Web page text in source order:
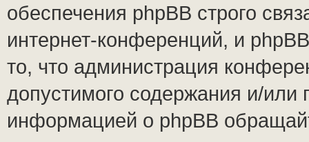
обеспечения phpBB строго
интернет-конференций, и
то, что администрация
допустимого содержания и/или
информацией о phpBB